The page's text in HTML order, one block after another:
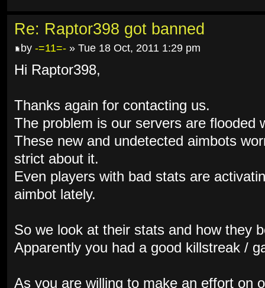
Re: Raptor398 got banned
by -=11=- » Tue 18 Oct, 2011 1:29 pm
Hi Raptor398,
Thanks again for contacting us.
The problem is our servers are flooded
These new and undetected aimbots
strict about it.
Even players with bad stats are
aimbot lately.
So we look at their stats and how they
Apparently you had a good killstreak /
As you are willing to make an effort on